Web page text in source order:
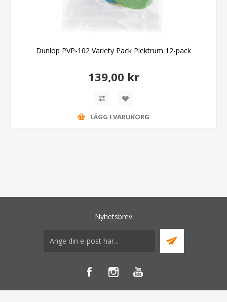
Dunlop PVP-102 Variety Pack Plektrum 12-pack
139,00 kr
LÄGG I VARUKORG
Nyhetsbrev